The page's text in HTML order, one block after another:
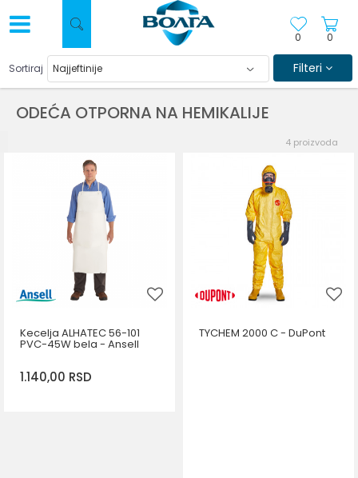
0
0
ODEĆA OTPORNA NA HEMIKALIJE
Sortiraj Filteri
4 proizvoda
Kecelja ALHATEC 56-101
PVC-45W bela - Ansell
1.140,00 RSD
TYCHEM 2000 C - DuPont